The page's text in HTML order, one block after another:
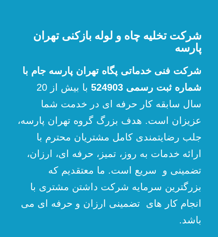
شرکت تخلیه چاه و لوله بازکنی تهران
پارسه
شرکت فنی خدماتی پگاه تهران پارسه جام با
شماره ثبت رسمی 524903
با بیش از 20
سال سابقه کار حرفه ای در خدمت شما
عزیزان است. هدف بزرگ گروه تهران پارسه،
جلب رضایتمندی کامل مشتریان محترم با
ارائه خدمات به روز، تمیز، حرفه ای، ارزان،
تضمینی و سریع است. ما معتقدیم که
بزرگترین سرمایه شرکت داشتن مشتری با
انجام کار های تضمینی ارزان و حرفه ای می
باشد.